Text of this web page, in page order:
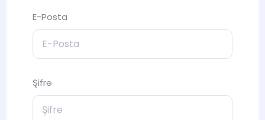
E-Posta
Şifre